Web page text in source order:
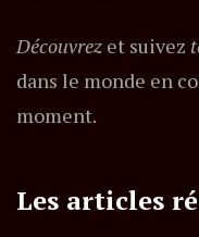
Découvrez et suivez
dans le monde en
moment.
Les articles